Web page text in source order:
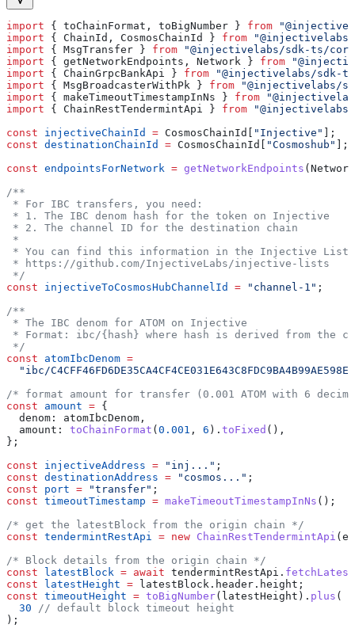
import { toChainFormat , toBigNumber } from
import { ChainId , CosmosChainId } from
import { MsgTransfer } from "@injectivelabs/sdk-ts/
import { getNetworkEndpoints , Network } from
import { ChainGrpcBankApi } from "@injectivelabs/sdk-
import { MsgBroadcasterWithPk } from "@injectivelabs/
import { makeTimeoutTimestampInNs } from
import { ChainRestTendermintApi } from
const injectiveChainId = CosmosChainId "Injective"
];
const destinationChainId = CosmosChainId "Cosmoshub"
];
const endpointsForNetwork = getNetworkEndpoints ( Network
/**
* For IBC transfers, you need:
* 1. The IBC denom hash for the token on Injective
* 2. The channel ID for the destination chain
*
* You can find this information in the Injective
* https://github.com/InjectiveLabs/injective-lists
*/
const injectiveToCosmosHubChannelId = "channel-1" ;
/**
* The IBC denom for ATOM on Injective
* Format: ibc/{hash} where hash is derived from the
*/
const atomIbcDenom =
"ibc/
/* format amount for transfer (0.001 ATOM with 6
const amount = {
  denom:
atomIbcDenom ,
  amount:
toChainFormat ( 0.001 , 6 ). toFixed (),
};
const injectiveAddress = "inj..." ;
const destinationAddress = "cosmos..." ;
const port = "transfer" ;
const timeoutTimestamp = makeTimeoutTimestampInNs ();
/* get the latestBlock from the origin chain */
const tendermintRestApi = new ChainRestTendermintApi (
/* Block details from the origin chain */
const latestBlock = await tendermintRestApi .
const latestHeight = latestBlock . header . height ;
const timeoutHeight = toBigNumber( latestHeight ). plus (
  30
// default block timeout height
);